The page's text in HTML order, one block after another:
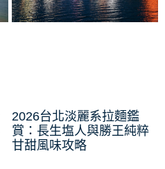
2026台北淡麗系拉麵鑑
賞：長生塩人與勝王純粹
甘甜風味攻略